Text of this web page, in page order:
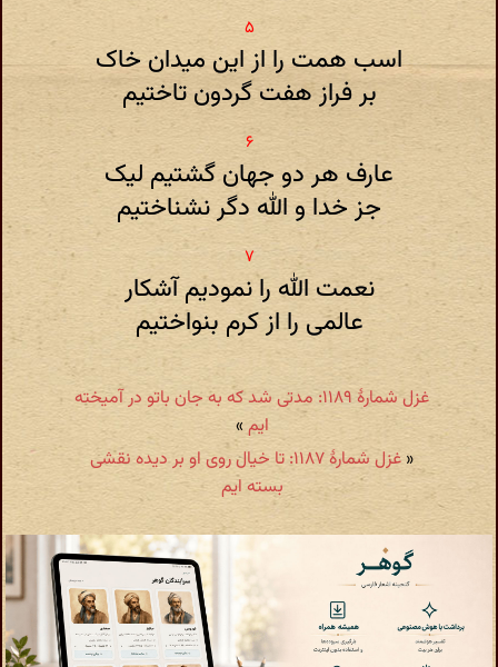
اسب همت را از این میدان خاک
بر فراز هفت گردون تاختیم
عارف هر دو جهان گشتیم لیک
جز خدا و الله دگر نشناختیم
نعمت الله را نمودیم آشکار
عالمی را از کرم بنواختیم
غزل شمارهٔ ۱۱۸۹: مدتی شد که به جان باتو در آمیخته
ایم»
«
غزل شمارهٔ ۱۱۸۷: تا خیال روی او بر دیده نقشی
بسته ایم